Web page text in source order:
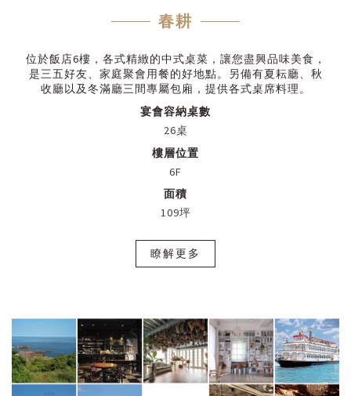
春耕
位於飯店6樓，各式精緻的中式桌菜，讓您盡興品味美食，
是三五好友、家庭聚會用餐的好地點。另備有夏耘廳、秋
收廳以及冬滿廳三間專屬包廂，提供各式桌席料理。
宴會容納桌數
26桌
樓層位置
6F
面積
109坪
瞭解更多